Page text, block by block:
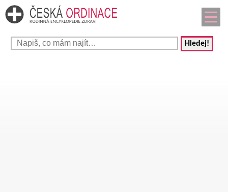
Hledej!